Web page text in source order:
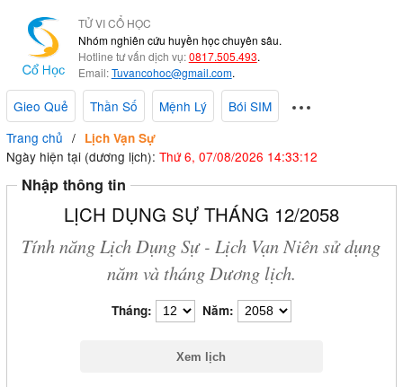
TỬ VI CỔ HỌC
Nhóm nghiên cứu huyền học chuyên sâu.
Hotline tư vấn dịch vụ:0817.505.493.
Email:Tuvancohoc@gmail.com.
Gieo Quẻ Thần Số Mệnh Lý
Bói SIM
Trang chủ
Lịch Vạn Sự
Ngày hiện tại (dương lịch): Thứ 6, 07/08/2026 14:33:13
Nhập thông tin
LỊCH DỤNG SỰ THÁNG 12/2058
Tính năng Lịch Dụng Sự - Lịch Vạn Niên sử dụng
năm và tháng Dương lịch.
Tháng: Năm: